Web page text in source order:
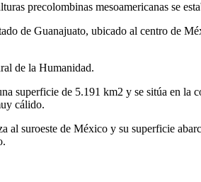
precolombinas mesoamericanas se
de Guanajuato, ubicado al centro de
de la Humanidad.
superficie de 5.191 km2 y se sitúa en la
cálido.
suroeste de México y su superficie